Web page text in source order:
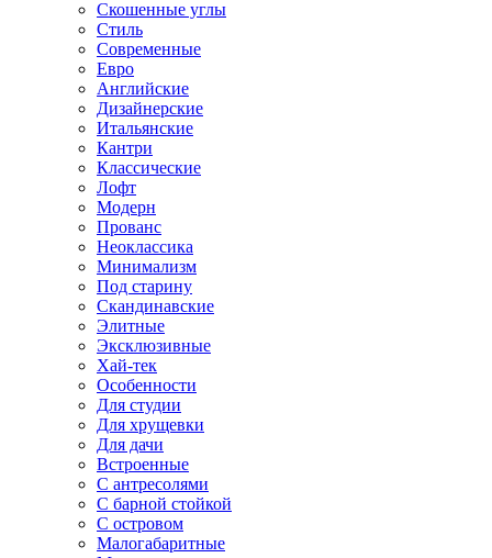
Скошенные углы
Стиль
Современные
Евро
Английские
Дизайнерские
Итальянские
Кантри
Классические
Лофт
Модерн
Прованс
Неоклассика
Минимализм
Под старину
Скандинавские
Элитные
Эксклюзивные
Хай-тек
Особенности
Для студии
Для хрущевки
Для дачи
Встроенные
С антресолями
С барной стойкой
С островом
Малогабаритные